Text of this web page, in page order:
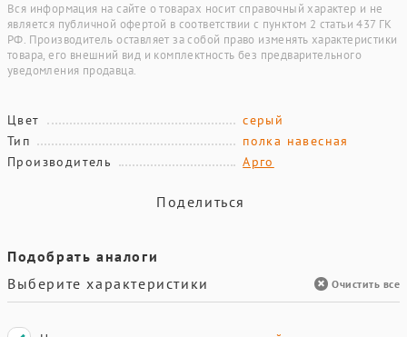
Вся информация на сайте о товарах носит справочный характер и не
является публичной офертой в соответствии с пунктом 2 статьи 437 ГК
РФ. Производитель оставляет за собой право изменять характеристики
товара, его внешний вид и комплектность без предварительного
уведомления продавца.
Цвет
серый
Тип
полка навесная
Производитель
Арго
Поделиться
Подобрать аналоги
Выберите характеристики
Очистить все